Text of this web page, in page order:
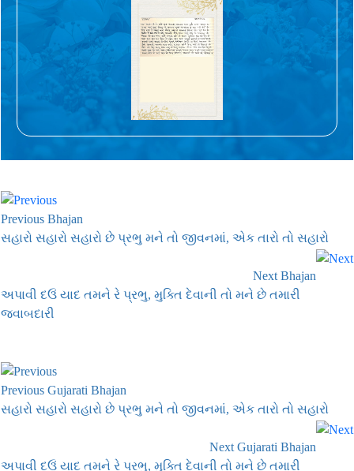
Previous Bhajan
સહારો સહારો સહારો છે પ્રભુ મને તો જીવનમાં, એક તારો તો સહારો
Next Bhajan
અપાવી દઉં યાદ તમને રે પ્રભુ, મુક્તિ દેવાની તો મને છે તમારી
જવાબદારી
Previous Gujarati Bhajan
સહારો સહારો સહારો છે પ્રભુ મને તો જીવનમાં, એક તારો તો સહારો
Next Gujarati Bhajan
અપાવી દઉં યાદ તમને રે પ્રભુ, મુક્તિ દેવાની તો મને છે તમારી